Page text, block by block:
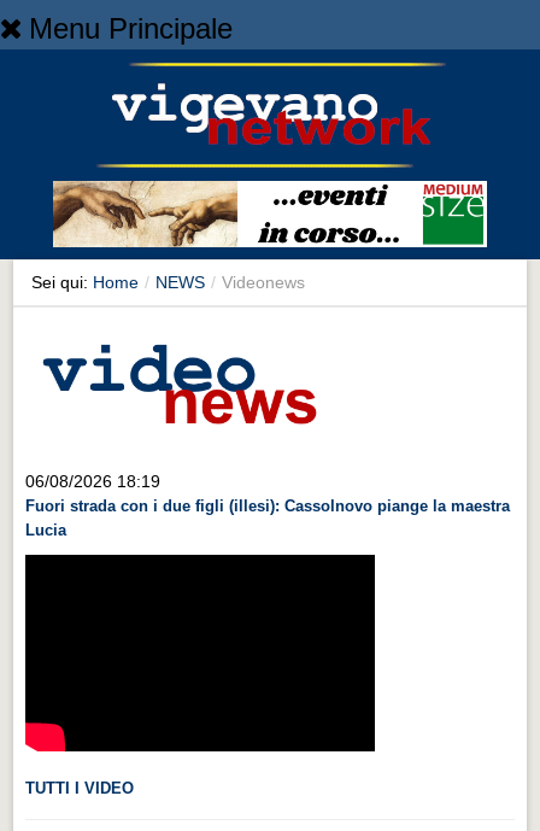
Menu Principale
NEWS
Cronaca
Cronaca
Artes et Artificia
Territorio
Territorio
CHI SIAMO
Sei qui: Home / NEWS / Videonews
06/08/2026 18:19
Fuori strada con i due figli (illesi): Cassolnovo piange la maestra
Lucia
TUTTI I VIDEO